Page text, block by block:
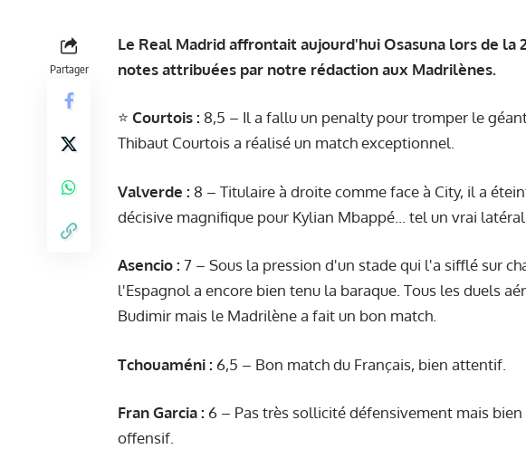
Partager
Le Real Madrid affrontait aujourd'hui Osasuna lors de la
notes attribuées par notre rédaction aux Madrilènes.
⭐️ Courtois : 8,5 – Il a fallu un penalty pour tromper le
Thibaut Courtois a réalisé un match exceptionnel.
Valverde : 8 – Titulaire à droite comme face à City, il a
décisive magnifique pour Kylian Mbappé... tel un vrai
Asencio : 7 – Sous la pression d'un stade qui l'a sifflé sur
l'Espagnol a encore bien tenu la baraque. Tous les duels
Budimir mais le Madrilène a fait un bon match.
Tchouaméni : 6,5 – Bon match du Français, bien attentif.
Fran Garcia : 6 – Pas très sollicité défensivement mais
offensif.